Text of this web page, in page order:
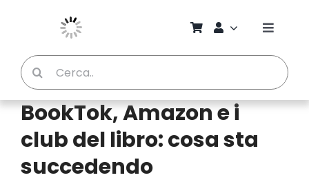
Toggle
Chi
Cerca
per:
BookTok, Amazon e i
club del libro: cosa sta
succedendo